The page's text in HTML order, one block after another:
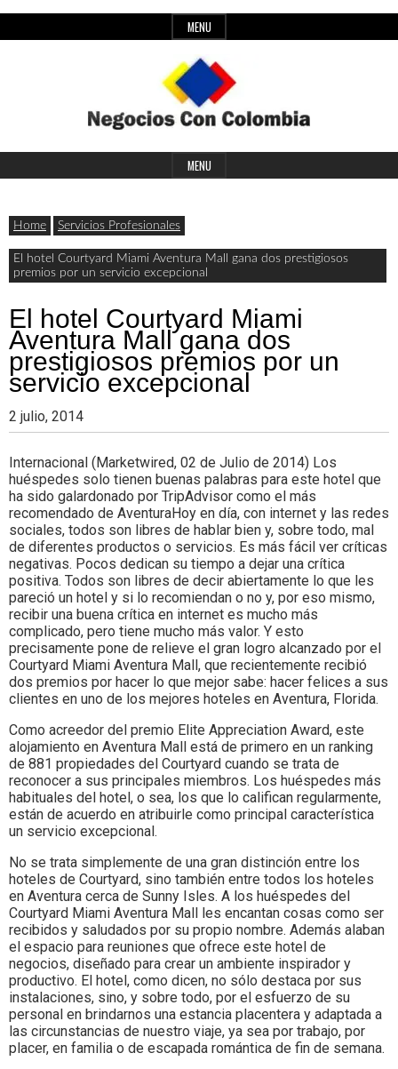
to
MENU
Negocios
con
Colombia
Últimas
noticias,
comunicados
y
actualidad
de
negocios
con
Colombia.
Header
MENU
Home Servicios Profesionales
El hotel Courtyard Miami Aventura Mall gana dos prestigiosos
premios por un servicio excepcional
El hotel Courtyard Miami
Aventura Mall gana dos
prestigiosos premios por un
servicio excepcional
2 julio, 2014
Internacional (Marketwired, 02 de Julio de 2014) Los
huéspedes solo tienen buenas palabras para este hotel que
ha sido galardonado por TripAdvisor como el más
recomendado de AventuraHoy en día, con internet y las redes
sociales, todos son libres de hablar bien y, sobre todo, mal
de diferentes productos o servicios. Es más fácil ver críticas
negativas. Pocos dedican su tiempo a dejar una crítica
positiva. Todos son libres de decir abiertamente lo que les
pareció un hotel y si lo recomiendan o no y, por eso mismo,
recibir una buena crítica en internet es mucho más
complicado, pero tiene mucho más valor. Y esto
precisamente pone de relieve el gran logro alcanzado por el
Courtyard Miami Aventura Mall, que recientemente recibió
dos premios por hacer lo que mejor sabe: hacer felices a sus
clientes en uno de los mejores hoteles en Aventura, Florida.
Como acreedor del premio Elite Appreciation Award, este
alojamiento en Aventura Mall está de primero en un ranking
de 881 propiedades del Courtyard cuando se trata de
reconocer a sus principales miembros. Los huéspedes más
habituales del hotel, o sea, los que lo califican regularmente,
están de acuerdo en atribuirle como principal característica
un servicio excepcional.
No se trata simplemente de una gran distinción entre los
hoteles de Courtyard, sino también entre todos los hoteles
en Aventura cerca de Sunny Isles. A los huéspedes del
Courtyard Miami Aventura Mall les encantan cosas como ser
recibidos y saludados por su propio nombre. Además alaban
el espacio para reuniones que ofrece este hotel de
negocios, diseñado para crear un ambiente inspirador y
productivo. El hotel, como dicen, no sólo destaca por sus
instalaciones, sino, y sobre todo, por el esfuerzo de su
personal en brindarnos una estancia placentera y adaptada a
las circunstancias de nuestro viaje, ya sea por trabajo, por
placer, en familia o de escapada romántica de fin de semana.